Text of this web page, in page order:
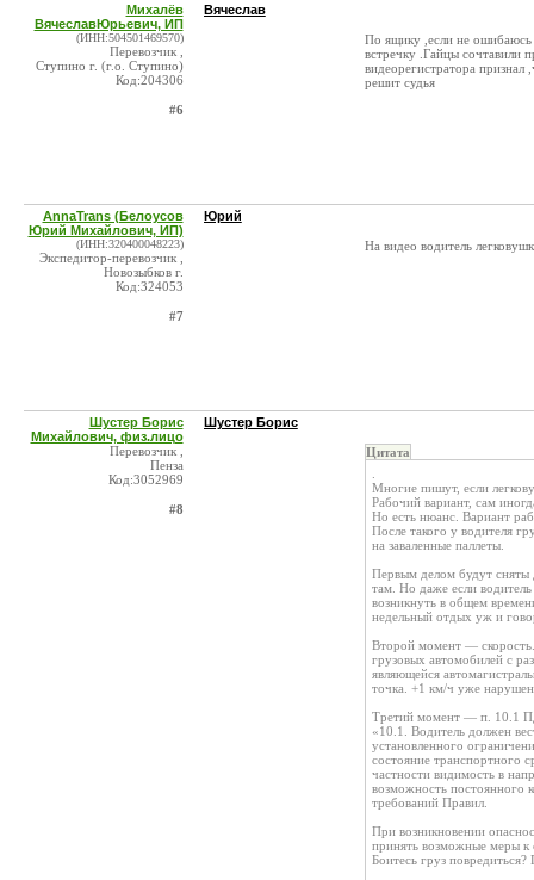
Михалёв
ВячеславЮрьевич, ИП
(ИНН:504501469570)
Перевозчик ,
Ступино г. (г.о. Ступино)
Код:204306
#6
Вячеслав
По ящику ,если не ошибаюсь
встречку .Гайцы сочтавили
видеорегистратора
решит судья
AnnaTrans (Белоусов
Юрий Михайлович, ИП)
(ИНН:320400048223)
Экспедитор-перевозчик ,
Новозыбков г.
Код:324053
#7
Юрий
На видео водитель
Шустер Борис
Михайлович, физ.лицо
Перевозчик ,
Пенза
Код:3052969
#8
Шустер Борис
Цитата
Многие пишут, если
Рабочий вариант, сам
Но есть нюанс. Вариант
После такого у водителя
на заваленные паллеты.
Первым делом будут сняты
там. Но даже если
возникнуть в общем
недельный отдых уж и
Второй момент —
грузовых автомобилей с
являющейся
точка. +1 км/ч уже
Третий момент — п. 10.1
«10.1. Водитель должен
установленного
состояние транспортного
частности видимость в
возможность постоянного
требований Правил.
При возникновении
принять возможные меры к
Боитесь груз